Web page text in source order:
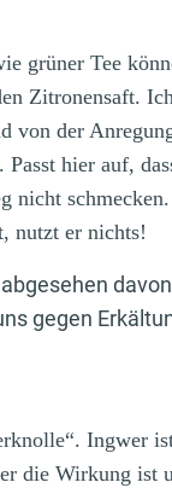
grüner Tee
Zitronensaft.
von der
Passt hier auf,
nicht
nutzt er nichts!
gegen
Ingwer
die Wirkung ist